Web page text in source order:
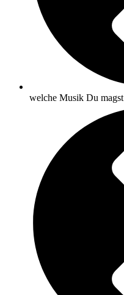
welche Musik Du magst